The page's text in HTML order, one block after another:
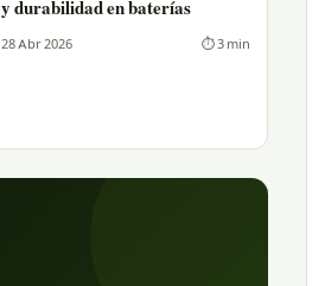
y durabilidad en baterías
28 Abr 2026 ⏱ 3 min